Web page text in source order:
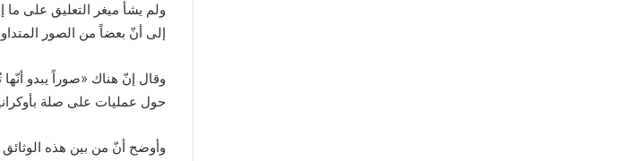
ولم يشأ ميغر التعليق على ما
إلى أنّ بعضاً من الصور
وقال إنّ هناك «صوراً يبدو
حول عمليات على صلة
وأوضح أنّ من بين هذه الوثائق